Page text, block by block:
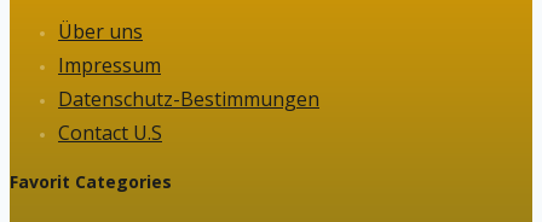
Über uns
Impressum
Datenschutz-Bestimmungen
Contact U.S
Favorit Categories